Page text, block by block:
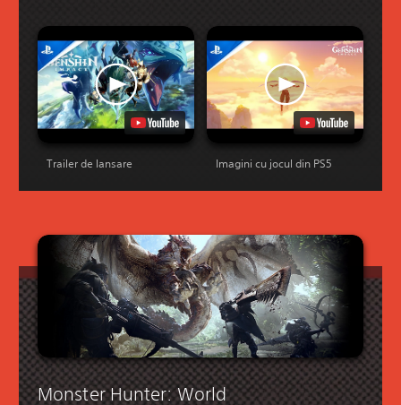
Trailer de lansare Imagini cu jocul din PS5
Monster Hunter: World